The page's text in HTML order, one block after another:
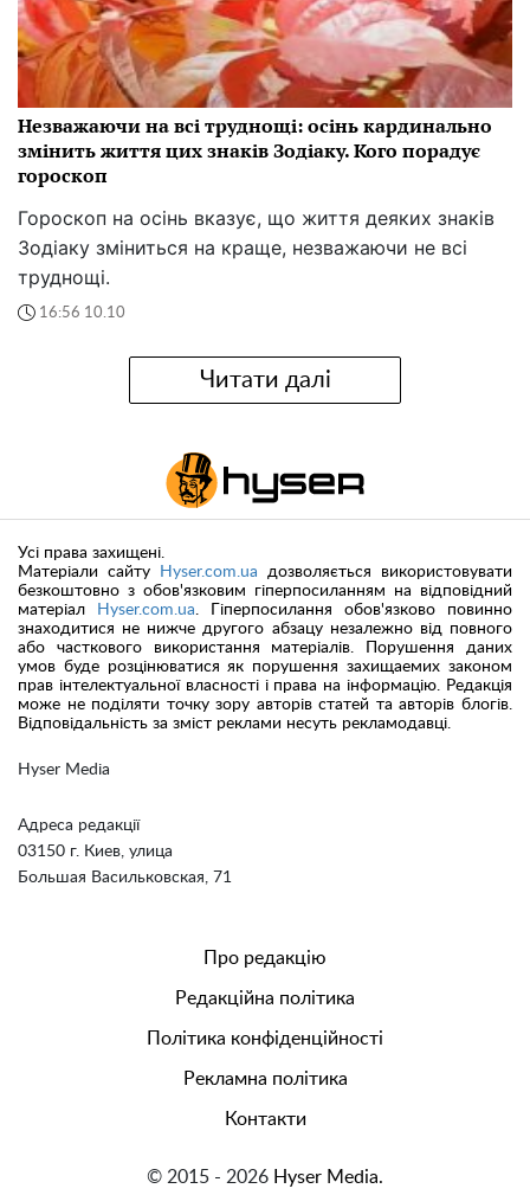
Незважаючи на всі труднощі: осінь кардинально
змінить життя цих знаків Зодіаку. Кого порадує
гороскоп
Гороскоп на осінь вказує, що життя деяких знаків
Зодіаку зміниться на краще, незважаючи не всі
труднощі.
16:56 10.10
Читати далі
Hyser Media
Адреса редакції
03150 г. Киев, улица
Большая Васильковская, 71
Усі права захищені.
Матеріали сайту
Hyser.com.ua дозволяється використовувати
безкоштовно з обов'язковим гіперпосиланням на відповідний
матеріал
Hyser.com.ua. Гіперпосилання обов'язково повинно
знаходитися не нижче другого абзацу незалежно від повного
або часткового використання матеріалів. Порушення даних
умов буде розцінюватися як порушення захищаемих законом
прав інтелектуальної власності і права на інформацію. Редакція
може не поділяти точку зору авторів статей та авторів блогів.
Відповідальність за зміст реклами несуть рекламодавці.
Про редакцію
Редакційна політика
Політика конфіденційності
Рекламна політика
Контакти
© 2015 - 2026 Hyser Media.